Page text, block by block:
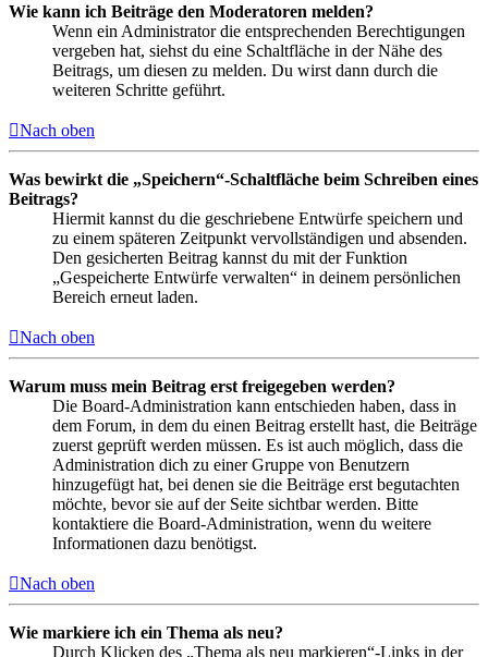
Wie kann ich Beiträge den Moderatoren melden?
Wenn ein Administrator die entsprechenden Berechtigungen
vergeben hat, siehst du eine Schaltfläche in der Nähe des
Beitrags, um diesen zu melden. Du wirst dann durch die
weiteren Schritte geführt.
Nach oben
Was bewirkt die „Speichern“-Schaltfläche beim Schreiben eines
Beitrags?
Hiermit kannst du die geschriebene Entwürfe speichern und
zu einem späteren Zeitpunkt vervollständigen und absenden.
Den gesicherten Beitrag kannst du mit der Funktion
„Gespeicherte Entwürfe verwalten“ in deinem persönlichen
Bereich erneut laden.
Nach oben
Warum muss mein Beitrag erst freigegeben werden?
Die Board-Administration kann entschieden haben, dass in
dem Forum, in dem du einen Beitrag erstellt hast, die Beiträge
zuerst geprüft werden müssen. Es ist auch möglich, dass die
Administration dich zu einer Gruppe von Benutzern
hinzugefügt hat, bei denen sie die Beiträge erst begutachten
möchte, bevor sie auf der Seite sichtbar werden. Bitte
kontaktiere die Board-Administration, wenn du weitere
Informationen dazu benötigst.
Nach oben
Wie markiere ich ein Thema als neu?
Durch Klicken des „Thema als neu markieren“-Links in der